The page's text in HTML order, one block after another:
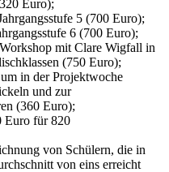
Euro);
5 (700 Euro);
6 (700 Euro);
mit Clare Wigfall in
(750 Euro);
in der Projektwoche
und zur
(360 Euro);
Euro für 820
von Schülern, die in
von eins erreicht